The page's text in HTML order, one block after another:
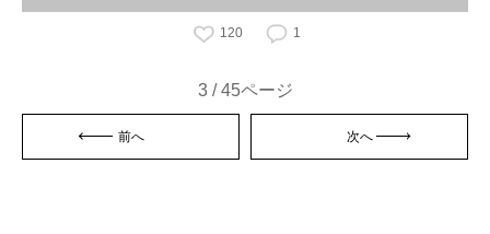
120 1
前へ
3 / 45ページ
次へ